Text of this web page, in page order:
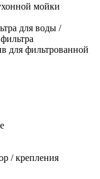
мойки
для воды /
для фильтрованной
/ крепления